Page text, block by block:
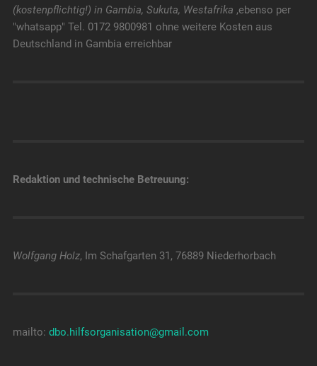
(kostenpflichtig!) in Gambia, Sukuta, Westafrika ,ebenso per
"whatsapp" Tel. 0172 9800981 ohne weitere Kosten aus
Deutschland in Gambia erreichbar
Redaktion und technische Betreuung:
Wolfgang Holz, Im Schafgarten 31, 76889 Niederhorbach
mailto: dbo.hilfsorganisation@gmail.com